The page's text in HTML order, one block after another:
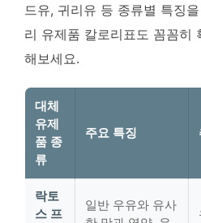
드유, 귀리유 등 종류별 특징
리 유제품 칼로리표도 꼼꼼히
해보세요.
대체
유제
품 종
류
주요 특징
락토
스 프
일반 우유와 유사